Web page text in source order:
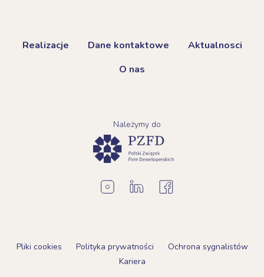
Realizacje Dane kontaktowe
Aktualnosci
O nas
Należymy do
Pliki cookies Polityka prywatności
Ochrona sygnalistów
Kariera